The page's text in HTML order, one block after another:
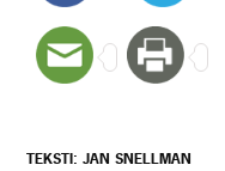
TEKSTI: JAN SNELLMAN